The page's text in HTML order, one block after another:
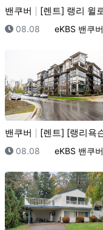
밴쿠버 [렌트] 랭리 윌로비 조용한 베이스먼츠 렌
등록일
08.08 등록자
eKBS 밴쿠
밴쿠버 [렌트] [랭리욕슨파크] 3Beds/
등록일
08.08 등록자
eKBS 밴쿠